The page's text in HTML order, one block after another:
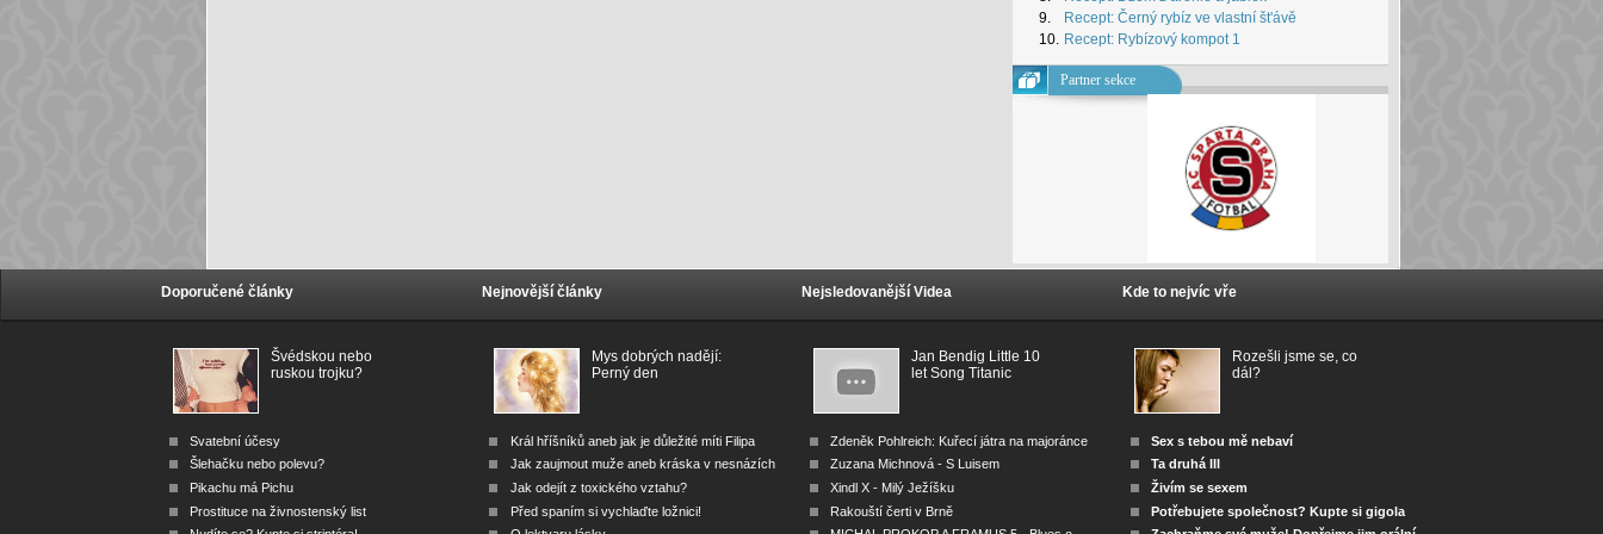
9.
Recept: Černý rybíz ve vlastní št'ávě
10. Recept: Rybízový kompot 1
Partner sekce
Doporučené články
Švédskou nebo
ruskou trojku?
Svatební účesy
Šlehačku nebo polevu?
Pikachu má Pichu
Prostituce na živnostenský list
Nejnovější články
Mys dobrých nadějí:
Perný den
Král hříšníků aneb jak je důležité míti Filipa
Jak zaujmout muže aneb kráska v nesnázích
Jak odejít z toxického vztahu?
Před spaním si vychlaďte ložnici!
Nejsledovanější Videa
Jan Bendig Little 10
let Song Titanic
Zdeněk Pohlreich: Kuřecí játra na majoránce
Zuzana Michnová - S Luisem
Xindl X - Milý Ježíšku
Rakouští čerti v Brně
Kde to nejvíc vře
Rozešli jsme se, co
dál?
Sex s tebou mě nebaví
Ta druhá III
Živím se sexem
Potřebujete společnost? Kupte si gigola